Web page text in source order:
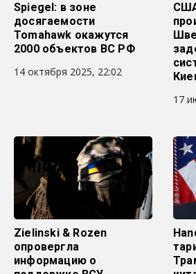
Spiegel: в зоне
досягаемости
Tomahawk окажутся
2000 объектов ВС РФ
14 октября 2025, 22:02
17
Zielinski & Rozen
опровергла
информацию о